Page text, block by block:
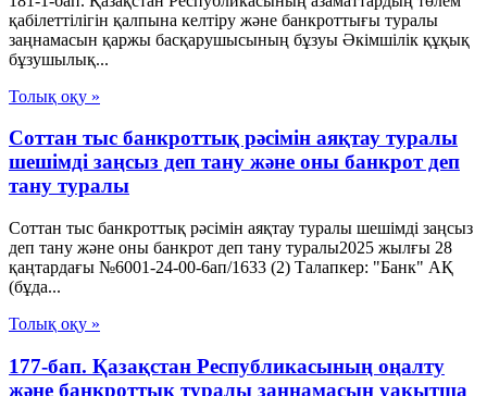
қабілеттілігін қалпына келтіру және банкроттығы туралы
заңнамасын қаржы басқарушысының бұзуы Әкімшілік құқық
бұзушылық...
Толық оқу »
Соттан тыс банкроттық рәсімін аяқтау туралы
шешімді заңсыз деп тану және оны банкрот деп
тану туралы
Соттан тыс банкроттық рәсімін аяқтау туралы шешімді заңсыз
деп тану және оны банкрот деп тану туралы2025 жылғы 28
қаңтардағы №6001-24-00-6ап/1633 (2) Талапкер: "Банк" АҚ
(бұда...
Толық оқу »
177-бап. Қазақстан Республикасының оңалту
және банкроттық туралы заңнамасын уақытша